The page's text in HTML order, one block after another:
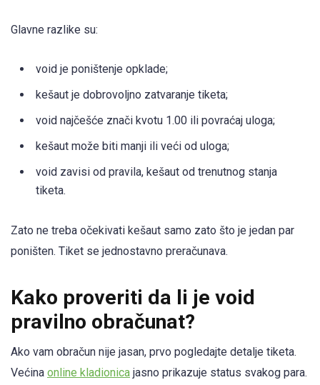
Glavne razlike su:
void je poništenje opklade;
kešaut je dobrovoljno zatvaranje tiketa;
void najčešće znači kvotu 1.00 ili povraćaj uloga;
kešaut može biti manji ili veći od uloga;
void zavisi od pravila, kešaut od trenutnog stanja
tiketa.
Zato ne treba očekivati kešaut samo zato što je jedan par
poništen. Tiket se jednostavno preračunava.
Kako proveriti da li je void
pravilno obračunat?
Ako vam obračun nije jasan, prvo pogledajte detalje tiketa.
Većina online kladionica jasno prikazuje status svakog para.